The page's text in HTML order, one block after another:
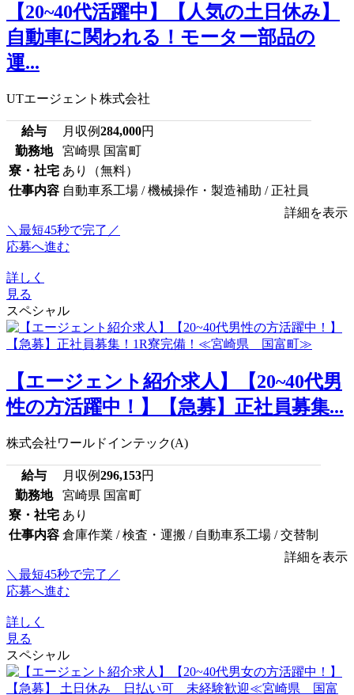
【20~40代活躍中】【人気の土日休み】
自動車に関われる！モーター部品の
運...
UTエージェント株式会社
給与 月収例284,000円
勤務地
宮崎県 国富町
寮・社宅 あり（無料）
仕事内容 自動車系工場 / 機械操作・製造補助 / 正社員
詳細を表示
＼最短45秒で完了／
応募へ進む
詳しく
見る
スペシャル
【エージェント紹介求人】【20~40代男
性の方活躍中！】【急募】正社員募集...
株式会社ワールドインテック(A)
給与 月収例296,153円
勤務地
宮崎県 国富町
寮・社宅 あり
仕事内容 倉庫作業 / 検査・運搬 / 自動車系工場 / 交替制
詳細を表示
＼最短45秒で完了／
応募へ進む
詳しく
見る
スペシャル